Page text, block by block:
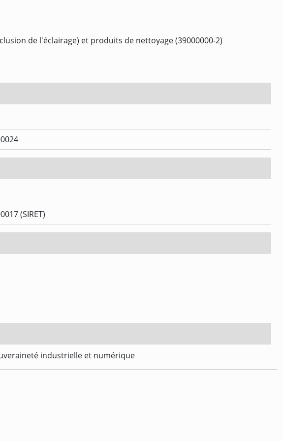
de l'éclairage) et produits de nettoyage (39000000-2)
(SIRET)
industrielle et numérique